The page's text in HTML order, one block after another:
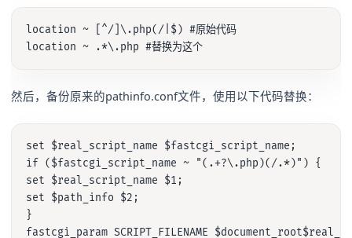
location ~ [^/]\.php(/|$) #原始代码
然后，备份原来的pathinfo.conf文件，使用以下代码替换：
set $real_script_name $fastcgi_script_name;
if ($fastcgi_script_name ~ "(.+?\.php)(/.*)") {
set $real_script_name $1;
set $path_info $2;
}
fastcgi_param SCRIPT_FILENAME